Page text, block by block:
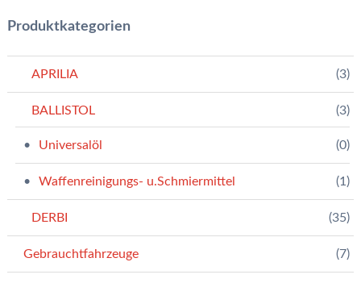
Produktkategorien
APRILIA (3)
BALLISTOL (3)
Universalöl (0)
Waffenreinigungs- u.Schmiermittel (1)
DERBI (35)
Gebrauchtfahrzeuge (7)